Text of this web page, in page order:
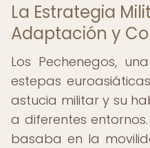
La Estrategia
Adaptación y
Los Pechenegos,
estepas
astucia militar y su
a diferentes
basaba en la